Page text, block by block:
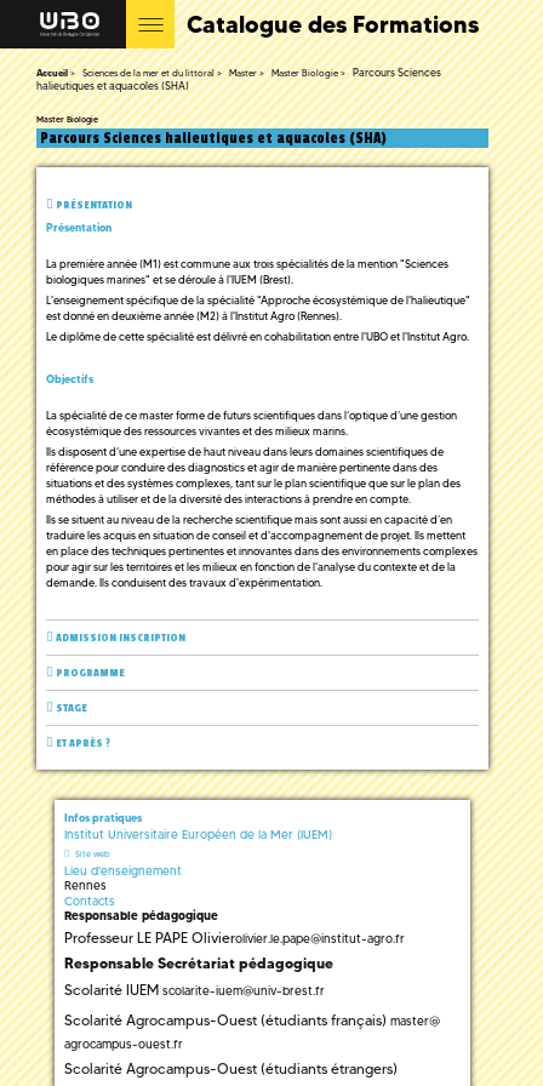
Catalogue des Formations
Accueil Sciences de la mer et du littoral Master Master Biologie
Parcours Sciences
halieutiques et aquacoles (SHA)
Master Biologie
Parcours Sciences halieutiques et aquacoles (SHA)
PRÉSENTATION
Présentation
La première année (M1) est commune aux trois spécialités de la mention "Sciences
biologiques marines" et se déroule à l'IUEM (Brest).
L'enseignement spécifique de la spécialité "Approche écosystémique de l'halieutique"
est donné en deuxième année (M2) à l'Institut Agro (Rennes).
Le diplôme de cette spécialité est délivré en cohabilitation entre l'UBO et l'Institut Agro.
Objectifs
La spécialité de ce master forme de futurs scientifiques dans l’optique d’une gestion
écosystémique des ressources vivantes et des milieux marins.
Ils disposent d’une expertise de haut niveau dans leurs domaines scientifiques de
référence pour conduire des diagnostics et agir de manière pertinente dans des
situations et des systèmes complexes, tant sur le plan scientifique que sur le plan des
méthodes à utiliser et de la diversité des interactions à prendre en compte.
Ils se situent au niveau de la recherche scientifique mais sont aussi en capacité d’en
traduire les acquis en situation de conseil et d'accompagnement de projet. Ils mettent
en place des techniques pertinentes et innovantes dans des environnements complexes
pour agir sur les territoires et les milieux en fonction de l'analyse du contexte et de la
demande. Ils conduisent des travaux d'expérimentation.
ADMISSION INSCRIPTION
PROGRAMME
STAGE
ET APRÈS ?
Infos pratiques
Institut Universitaire Européen de la Mer (IUEM)
Site web
Lieu d'enseignement
Rennes
Contacts
Responsable pédagogique
Professeur LE PAPE Olivierolivier.le.pape@institut-agro.fr
Responsable Secrétariat pédagogique
Scolarité IUEM scolarite-iuem@univ-brest.fr
Scolarité Agrocampus-Ouest (étudiants français) master@
agrocampus-ouest.fr
Scolarité Agrocampus-Ouest (étudiants étrangers)